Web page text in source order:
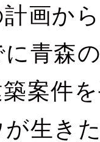
計画か
青森
案件
生き